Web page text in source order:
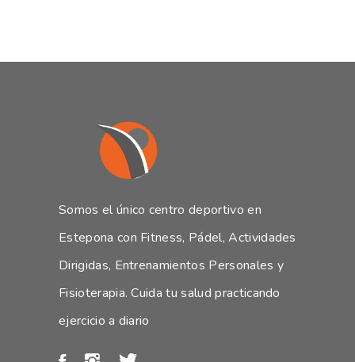
Somos el único centro deportivo en
Estepona con Fitness, Pádel, Actividades
Dirigidas, Entrenamientos Personales y
Fisioterapia. Cuida tu salud practicando
ejercicio a diario